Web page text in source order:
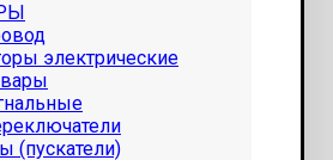
электрические
(пускатели)